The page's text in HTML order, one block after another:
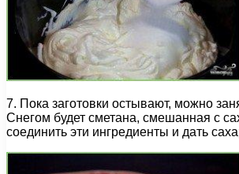
7. Пока заготовки остывают, можно
Снегом будет сметана, смешанная с
соединить эти ингредиенты и дать